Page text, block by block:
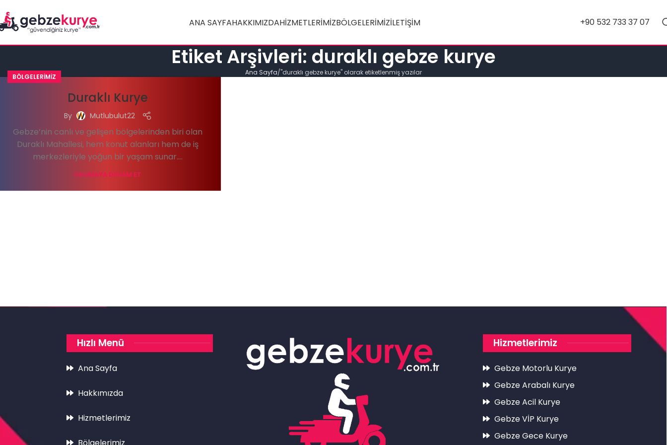
ANA SAYFAHAKKIMIZDAHIZMETLERIMIZBÖLGELERIMIZİLETIŞIM +90 532 733 37 07
Etiket Arşivleri: duraklı gebze kurye
Ana Sayfa "duraklı gebze kurye" olarak etiketlenmiş yazılar
BÖLGELERIMIZ
Duraklı Kurye
By Mutlubulut22
Gebze’nin canlı ve gelişen bölgelerinden biri olan
Duraklı Mahallesi, hem konut alanları hem de iş
merkezleriyle yoğun bir yaşam sunar....
OKUMAYA DEVAM ET
Hızlı Menü
Ana Sayfa
Hakkımızda
Hizmetlerimiz
Bölgelerimiz
Hizmetlerimiz
Gebze Motorlu Kurye
Gebze Arabalı Kurye
Gebze Acil Kurye
Gebze VİP Kurye
Gebze Gece Kurye